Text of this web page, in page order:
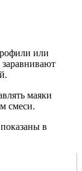
или
маяки
смеси.
в